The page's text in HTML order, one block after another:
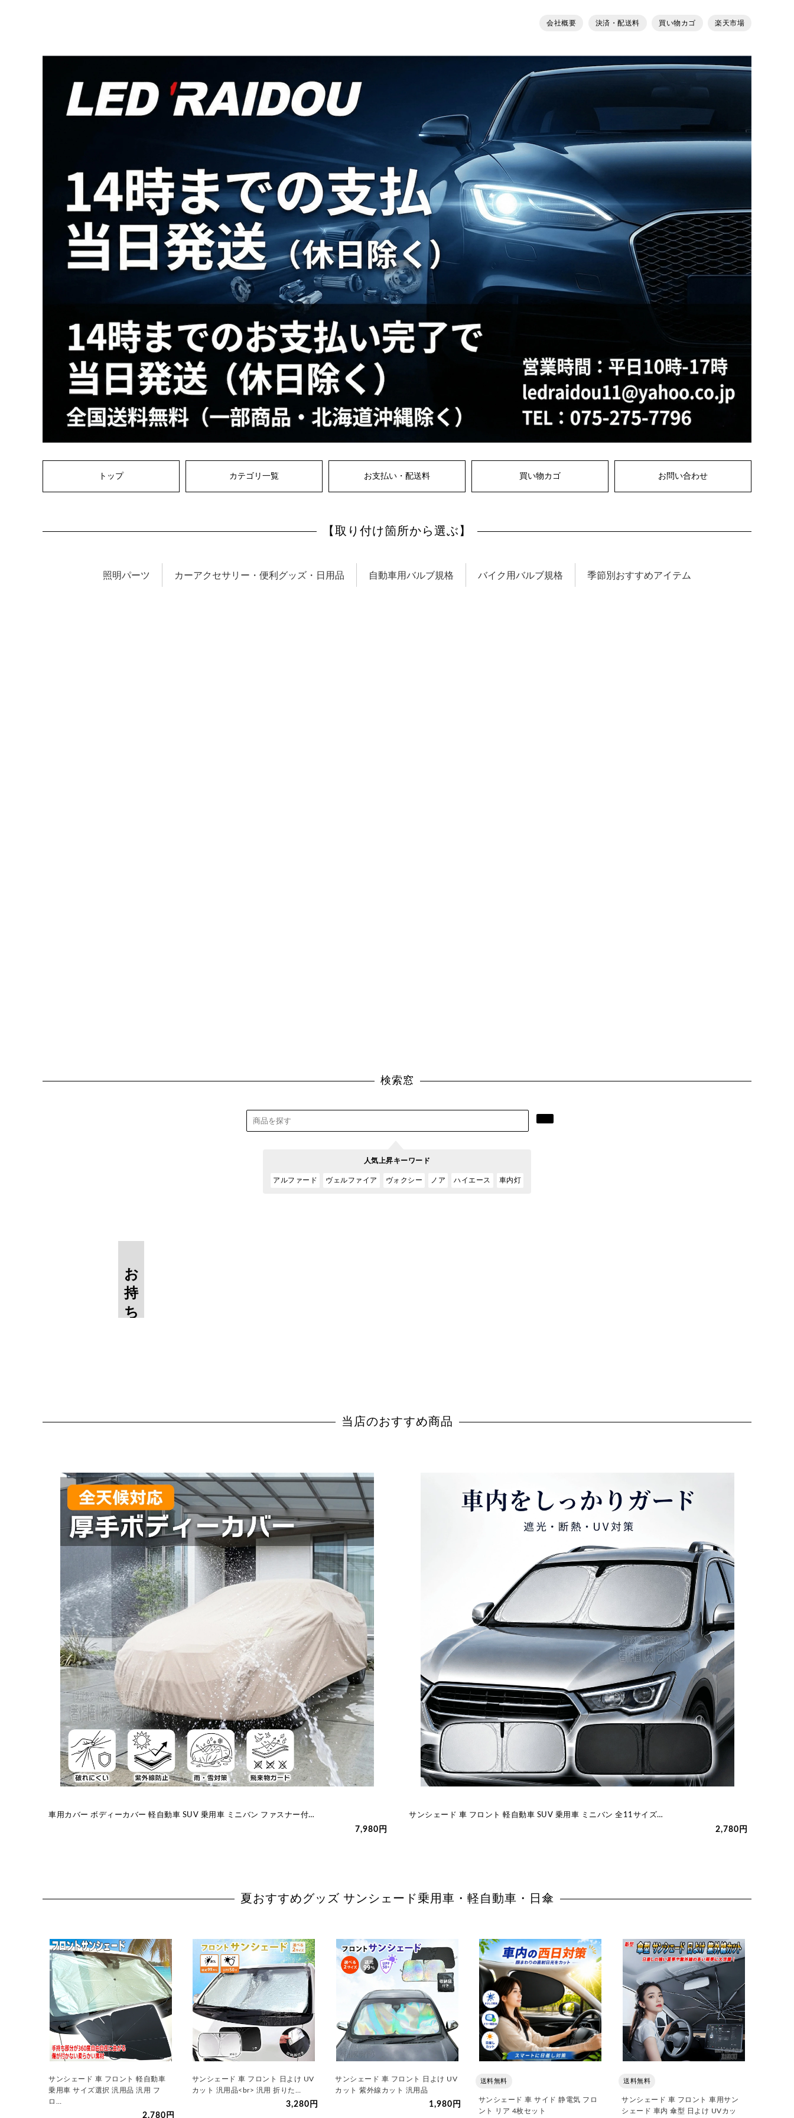
会社概要 決済・配送料 買い物カゴ 楽天市場
トップ カテゴリ一覧 お支払い・配送料 買い物カゴ お問い合わせ
【取り付け箇所から選ぶ】
検索窓
人気上昇キーワード
アルファード ヴェルファイア ヴォクシー ノア ハイエース 車内灯
当店のおすすめ商品
車用カバー ボディーカバー 軽自動車 SUV 乗用車 ミニバン ファスナー付…
7,980円
サンシェード 車 フロント 軽自動車 SUV 乗用車 ミニバン 全11サイズ…
2,780円
夏おすすめグッズ サンシェード乗用車・軽自動車・日傘
サンシェード 車 フロント 軽自動車
乗用車 サイズ選択 汎用品 汎用 フ
ロ…
2,780円
サンシェード 車 フロント 日よけ UV
カット 汎用品<br> 汎用 折りた…
3,280円
サンシェード 車 フロント 日よけ UV
カット 紫外線カット 汎用品
1,980円
送料無料
サンシェード 車 サイド 静電気 フロ
ント リア 4枚セット
送料無料
サンシェード 車 フロント 車用サン
シェード 車内 傘型 日よけ UVカッ